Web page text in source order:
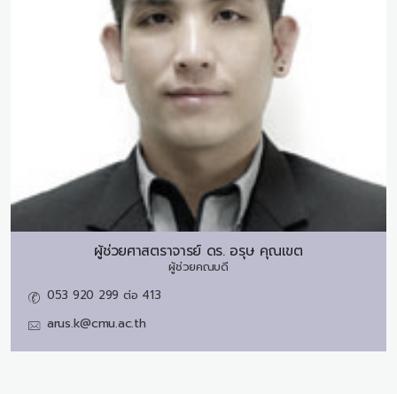
ผู้ช่วยศาสตราจารย์ ดร. อรุษ คุณเขต
ผู้ช่วยคณบดี
053 920 299 ต่อ 413
arus.k@cmu.ac.th